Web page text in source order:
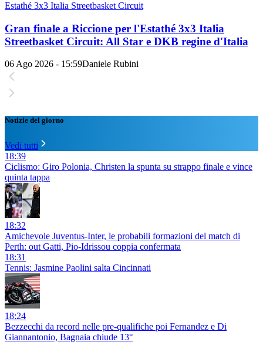
Estathé 3x3 Italia Streetbasket Circuit
Gran finale a Riccione per l'Estathé 3x3 Italia
Streetbasket Circuit: All Star e DKB regine d'Italia
06 Ago 2026 - 15:59Daniele Rubini
Notizie del giorno
Vedi tutti
18:39
Ciclismo: Giro Polonia, Christen la spunta su strappo finale e vince
quinta tappa
18:32
Amichevole Juventus-Inter, le probabili formazioni del match di
Perth: out Gatti, Pio-Idrissou coppia confermata
18:31
Tennis: Jasmine Paolini salta Cincinnati
18:24
Bezzecchi da record nelle pre-qualifiche poi Fernandez e Di
Giannantonio, Bagnaia chiude 13°